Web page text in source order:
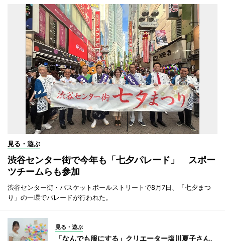
見る・遊ぶ
渋谷センター街で今年も「七夕パレード」 スポー
ツチームらも参加
渋谷センター街・バスケットボールストリートで8月7日、「七夕まつ
り」の一環でパレードが行われた。
見る・遊ぶ
「なんでも服にする」クリエーター塩川夏子さん、